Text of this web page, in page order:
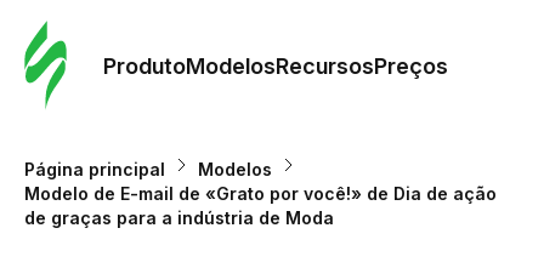
ProdutoModelosRecursosPreços
Página principal
Modelos
Modelo de E-mail de «Grato por você!» de Dia de ação
de graças para a indústria de Moda